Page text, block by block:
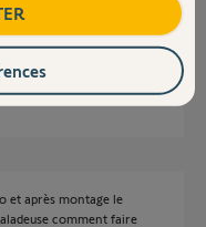
et après montage le
comment faire